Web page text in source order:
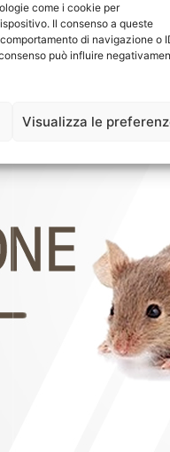
come i cookie per
Il consenso a queste
di navigazione o
può influire
Visualizza le